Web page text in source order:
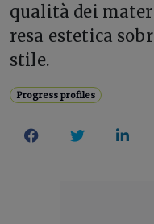
qualità dei
resa estetica
stile.
Progress profiles